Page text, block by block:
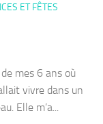
ET FÊTES
mes 6 ans où
vivre dans un
Elle m’a...